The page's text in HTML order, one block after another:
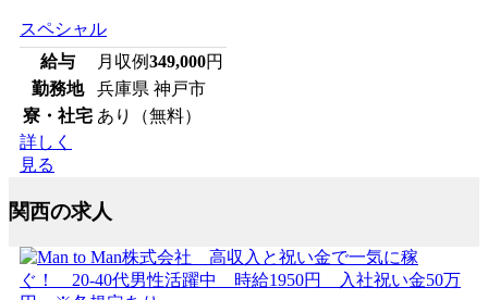
スペシャル
給与
月収例349,000円
勤務地
兵庫県 神戸市
寮・社宅 あり（無料）
詳しく
見る
関西の求人